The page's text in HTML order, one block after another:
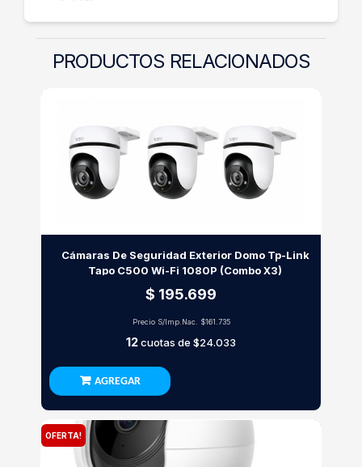
PRODUCTOS RELACIONADOS
Cámaras De Seguridad Exterior Domo Tp-Link
Tapo C500 Wi-Fi 1080P (Combo X3)
$ 195.699
Precio S/Imp.Nac. $161.735
12cuotas de $24.033
AGREGAR
OFERTA!